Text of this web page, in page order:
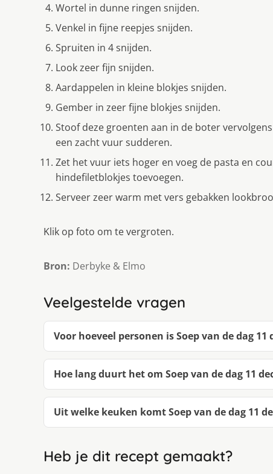
Wortel in dunne ringen snijden.
Venkel in fijne reepjes snijden.
Spruiten in 4 snijden.
Look zeer fijn snijden.
Aardappelen in kleine blokjes snijden.
Gember in zeer fijne blokjes snijden.
Stoof deze groenten aan in de boter
een zacht vuur sudderen.
Zet het vuur iets hoger en voeg de pasta en
hindefiletblokjes toevoegen.
Serveer zeer warm met vers gebakken
Klik op foto om te vergroten.
Bron: Derbyke & Elmo
Veelgestelde vragen
Voor hoeveel personen is Soep van de dag 11
Hoe lang duurt het om Soep van de dag 11
Uit welke keuken komt Soep van de dag 11
Heb je dit recept gemaakt?